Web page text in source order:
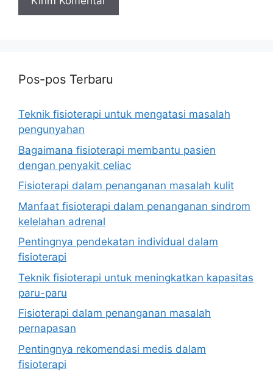
Pos-pos Terbaru
Teknik fisioterapi untuk mengatasi masalah
pengunyahan
Bagaimana fisioterapi membantu pasien
dengan penyakit celiac
Fisioterapi dalam penanganan masalah kulit
Manfaat fisioterapi dalam penanganan sindrom
kelelahan adrenal
Pentingnya pendekatan individual dalam
fisioterapi
Teknik fisioterapi untuk meningkatkan kapasitas
paru-paru
Fisioterapi dalam penanganan masalah
pernapasan
Pentingnya rekomendasi medis dalam
fisioterapi